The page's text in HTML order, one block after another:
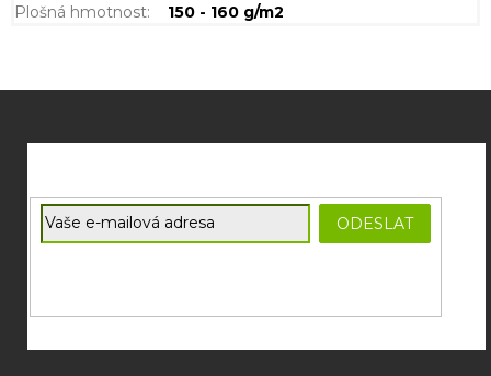
Plošná hmotnost: 150 - 160 g/m2
E-mail
ODESLAT